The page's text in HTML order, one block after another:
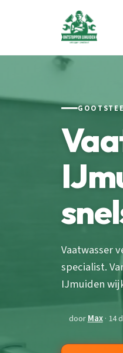
Vaatwasser
specialist.
IJmuiden
doorMax· 14